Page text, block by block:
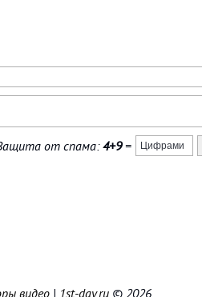
от спама:4+9=
видео | 1st-day.ru © 2026